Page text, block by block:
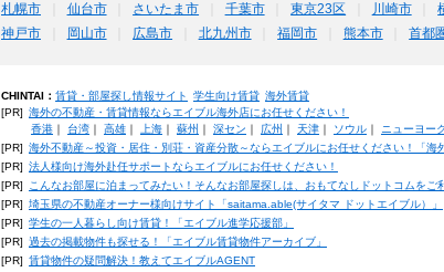
札幌市 仙台市 さいたま市 千葉市 東京23区 川崎市
神戸市
岡山市 広島市 北九州市 福岡市 熊本市 首都
CHINTAI： 賃貸・部屋探し情報サイト 学生向け賃貸 海外賃貸
[PR] 海外の不動産・賃貸情報ならエイブル海外店にお任せください！
香港｜ 台湾｜ 高雄｜ 上海｜ 蘇州 深セン 広州 天津｜ ソウル｜ ニューヨー
[PR] 海外不動産～投資・居住・別荘・資産分散～ならエイブルにお任せください！「海
[PR] 法人様向け海外赴任サポートならエイブルにお任せください！
[PR]
こんなお部屋に泊まってみたい！そんなお部屋探しは、おもてなしドットコムをご
[PR] 埼玉県の不動産オーナー様向けサイト「saitama.able(サイタマ ドットエイブル）」
[PR] 学生の一人暮らし向け賃貸！「エイブル進学応援部」
[PR] 過去の掲載物件も探せる！「エイブル賃貸物件アーカイブ」
[PR] 賃貸物件の疑問解決！教えてエイブルAGENT